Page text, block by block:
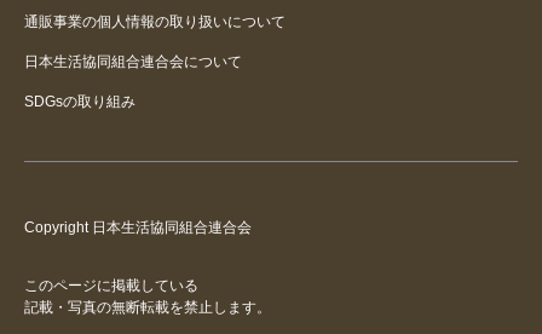
通販事業の個人情報の取り扱いについて
日本生活協同組合連合会について
SDGsの取り組み
Copyright 日本生活協同組合連合会
このページに掲載している
記載・写真の無断転載を禁止します。